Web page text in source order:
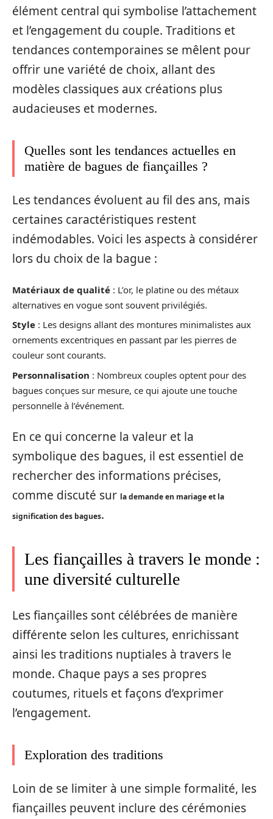
élément central qui symbolise l’attachement
et l’engagement du couple. Traditions et
tendances contemporaines se mêlent pour
offrir une variété de choix, allant des
modèles classiques aux créations plus
audacieuses et modernes.
Quelles sont les tendances actuelles en
matière de bagues de fiançailles ?
Les tendances évoluent au fil des ans, mais
certaines caractéristiques restent
indémodables. Voici les aspects à considérer
lors du choix de la bague :
Matériaux de qualité : L’or, le platine ou des métaux
alternatives en vogue sont souvent privilégiés.
Style : Les designs allant des montures minimalistes aux
ornements excentriques en passant par les pierres de
couleur sont courants.
Personnalisation : Nombreux couples optent pour des
bagues conçues sur mesure, ce qui ajoute une touche
personnelle à l’événement.
En ce qui concerne la valeur et la
symbolique des bagues, il est essentiel de
rechercher des informations précises,
comme discuté sur la demande en mariage et la
signification des bagues.
Les fiançailles à travers le monde :
une diversité culturelle
Les fiançailles sont célébrées de manière
différente selon les cultures, enrichissant
ainsi les traditions nuptiales à travers le
monde. Chaque pays a ses propres
coutumes, rituels et façons d’exprimer
l’engagement.
Exploration des traditions
Loin de se limiter à une simple formalité, les
fiançailles peuvent inclure des cérémonies